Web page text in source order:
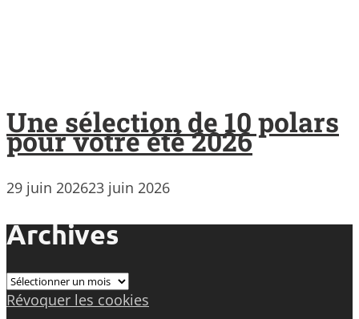
Une sélection de 10 polars
pour votre été 2026
29 juin 202623 juin 2026
Archives
Archives
Révoquer les cookies